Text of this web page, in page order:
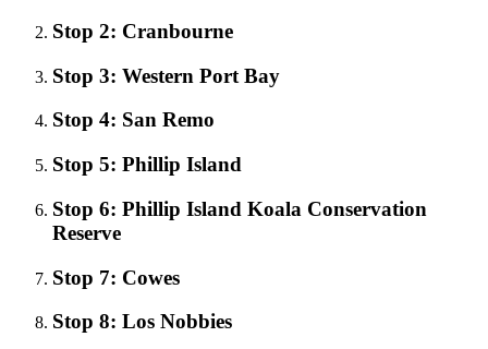
Stop 2: Cranbourne
Stop 3: Western Port Bay
Stop 4: San Remo
Stop 5: Phillip Island
Stop 6: Phillip Island Koala Conservation
Reserve
Stop 7: Cowes
Stop 8: Los Nobbies